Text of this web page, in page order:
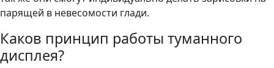
парящей в невесомости глади.
Каков принцип работы туманного
дисплея?